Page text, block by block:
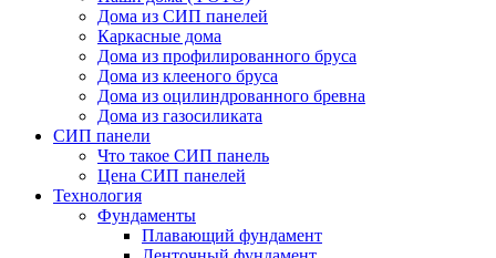
Дома из СИП панелей
Каркасные дома
Дома из профилированного бруса
Дома из клееного бруса
Дома из оцилиндрованного бревна
Дома из газосиликата
СИП панели
Что такое СИП панель
Цена СИП панелей
Технология
Фундаменты
Плавающий фундамент